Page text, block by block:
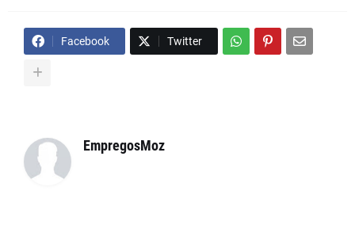
Facebook Twitter
EmpregosMoz